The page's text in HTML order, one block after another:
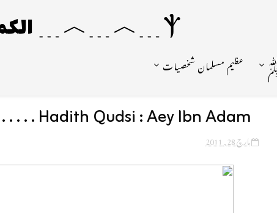
Ⲯ﹍︿﹍︿﹍ الکمونیا ﹍Ⲯ﹍Ⲯ﹍︿﹍☼
عظیم مسلمان شخصیات
Hadith Qudsi : Aey Ibn Adam . . . . .
مارچ 28, 2011